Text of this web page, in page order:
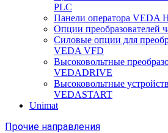
PLC
Панели оператора VEDA
Опции преобразователей
Силовые опции для
VEDA VFD
Высоковольтные
VEDADRIVE
Высоковольтные
VEDASTART
Unimat
Прочие направления